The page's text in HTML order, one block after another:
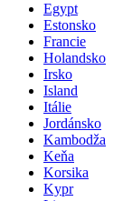
Egypt
Estonsko
Francie
Holandsko
Irsko
Island
Itálie
Jordánsko
Kambodža
Keňa
Korsika
Kypr